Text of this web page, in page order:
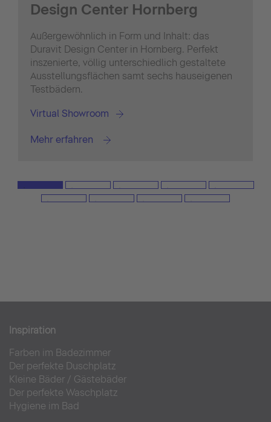
Design Center Hornberg
Außergewöhnlich in Form und Inhalt: das
Duravit Design Center in Hornberg. Perfekt
inszenierte, völlig unterschiedlich gestaltete
Ausstellungsflächen samt sechs hauseigenen
Testbädern.
Virtual Showroom
Mehr erfahren
Inspiration
Farben im Badezimmer
Der perfekte Duschplatz
Kleine Bäder / Gästebäder
Der perfekte Waschplatz
Hygiene im Bad